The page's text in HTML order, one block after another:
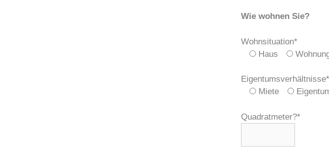
Wie wohnen Sie?
Wohnsituation*
Haus
Eigentumsverhältnisse*
Miete
Quadratmeter?*